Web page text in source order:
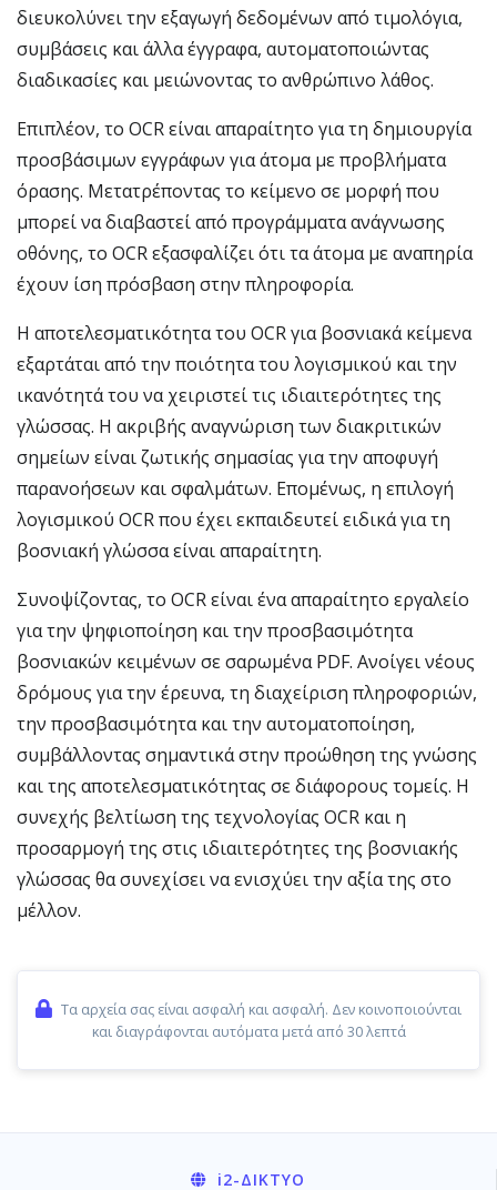
διευκολύνει την εξαγωγή δεδομένων από τιμολόγια,
συμβάσεις και άλλα έγγραφα, αυτοματοποιώντας
διαδικασίες και μειώνοντας το ανθρώπινο λάθος.
Επιπλέον, το OCR είναι απαραίτητο για τη δημιουργία
προσβάσιμων εγγράφων για άτομα με προβλήματα
όρασης. Μετατρέποντας το κείμενο σε μορφή που
μπορεί να διαβαστεί από προγράμματα ανάγνωσης
οθόνης, το OCR εξασφαλίζει ότι τα άτομα με αναπηρία
έχουν ίση πρόσβαση στην πληροφορία.
Η αποτελεσματικότητα του OCR για βοσνιακά κείμενα
εξαρτάται από την ποιότητα του λογισμικού και την
ικανότητά του να χειριστεί τις ιδιαιτερότητες της
γλώσσας. Η ακριβής αναγνώριση των διακριτικών
σημείων είναι ζωτικής σημασίας για την αποφυγή
παρανοήσεων και σφαλμάτων. Επομένως, η επιλογή
λογισμικού OCR που έχει εκπαιδευτεί ειδικά για τη
βοσνιακή γλώσσα είναι απαραίτητη.
Συνοψίζοντας, το OCR είναι ένα απαραίτητο εργαλείο
για την ψηφιοποίηση και την προσβασιμότητα
βοσνιακών κειμένων σε σαρωμένα PDF. Ανοίγει νέους
δρόμους για την έρευνα, τη διαχείριση πληροφοριών,
την προσβασιμότητα και την αυτοματοποίηση,
συμβάλλοντας σημαντικά στην προώθηση της γνώσης
και της αποτελεσματικότητας σε διάφορους τομείς. Η
συνεχής βελτίωση της τεχνολογίας OCR και η
προσαρμογή της στις ιδιαιτερότητες της βοσνιακής
γλώσσας θα συνεχίσει να ενισχύει την αξία της στο
μέλλον.
Τα αρχεία σας είναι ασφαλή και ασφαλή. Δεν κοινοποιούνται
και διαγράφονται αυτόματα μετά από 30 λεπτά
i2-ΔΊΚΤΥΟ